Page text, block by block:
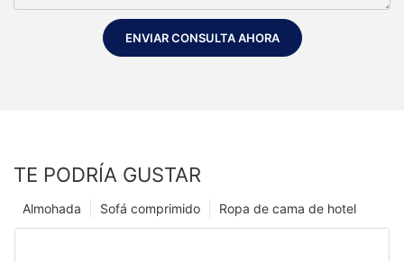
ENVIAR CONSULTA AHORA
TE PODRÍA GUSTAR
Ropa de cama de hotel
Sofá comprimido
Almohada